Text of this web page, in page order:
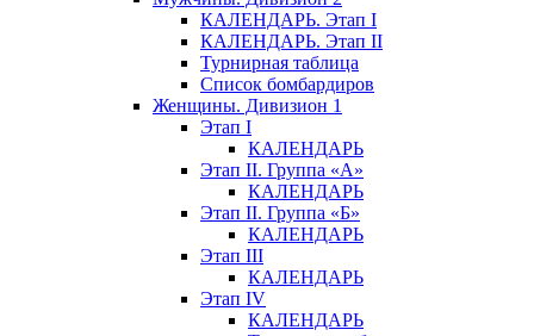
КАЛЕНДАРЬ. Этап I
КАЛЕНДАРЬ. Этап II
Турнирная таблица
Список бомбардиров
Женщины. Дивизион 1
Этап I
КАЛЕНДАРЬ
Этап II. Группа «А»
КАЛЕНДАРЬ
Этап II. Группа «Б»
КАЛЕНДАРЬ
Этап III
КАЛЕНДАРЬ
Этап IV
КАЛЕНДАРЬ